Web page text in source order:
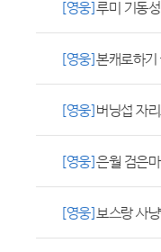
[영웅]루미 기동
[영웅]본캐로하
[영웅] 버닝섭 자
[영웅]은월 검은
[영웅]보스랑 사